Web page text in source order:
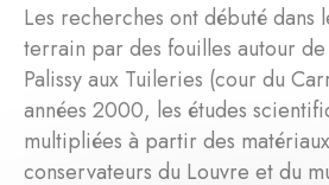
Les recherches ont débuté dans
terrain par des fouilles autour
Palissy aux Tuileries (cour du
années 2000, les études
multipliées à partir des
conservateurs du Louvre et du